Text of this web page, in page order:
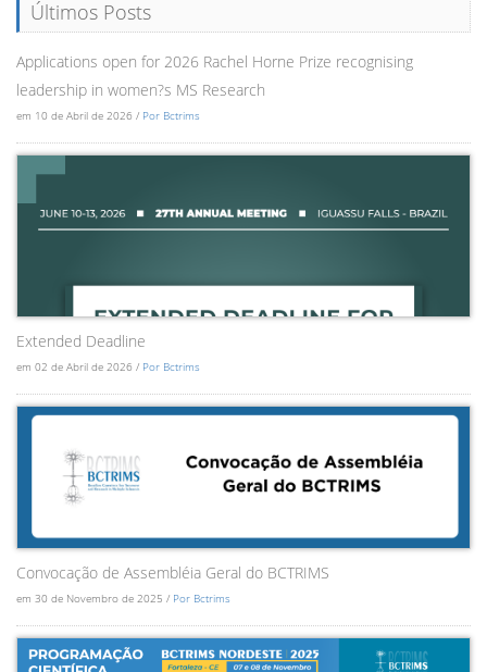
Últimos Posts
Applications open for 2026 Rachel Horne Prize recognising
leadership in women?s MS Research
em 10 de Abril de 2026 / Por Bctrims
Extended Deadline
em 02 de Abril de 2026 / Por Bctrims
Convocação de Assembléia Geral do BCTRIMS
em 30 de Novembro de 2025 / Por Bctrims